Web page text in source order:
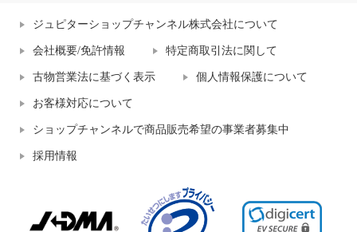
ジュピターショップチャンネル株式会社について
会社概要/免許情報 特定商取引法に関して
古物営業法に基づく表示 個人情報保護について
お客様対応について
ショップチャンネルで商品販売希望の事業者募集中
採用情報